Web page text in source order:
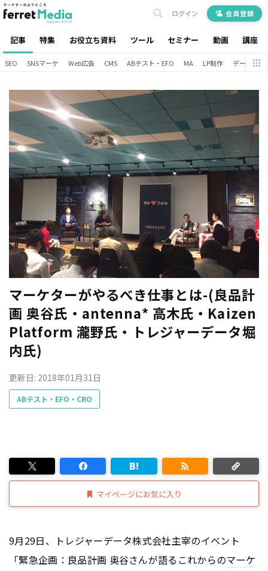
記事 特集 お役立ち資料 ツール セミナー 動画 講座
ログイン 会員登録
SEO SNSマーケ Web広告 CMS ABテスト・EFO MA LP制作 データ分析
マーケターがやるべき仕事とは-(良品計
画 奥谷氏・antenna* 高木氏・Kaizen
Platform 瀧野氏・トレジャーデータ堀
内氏)
更新日: 2018年01月31日
ABテスト・EFO・CRO
マイページにお気に入り
9月29日、トレジャーデータ株式会社主宰のイベント
「緊急企画：良品計画 奥谷さんが語るこれからのマーケ